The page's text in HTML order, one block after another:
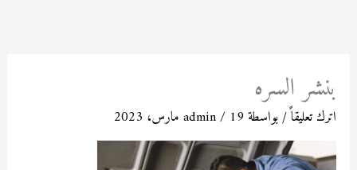
بنشر السره
اترك تعليقاً/ بواسطة admin/ 19 مارس، 2023